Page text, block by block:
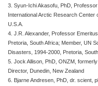
3. Syun-Ichi Akasofu, PhD,
International Arctic Research Center
U.S.A.
4. J.R. Alexander, Professor
Pretoria, South Africa; Member, UN
Disasters, 1994-2000, Pretoria, South
5. Jock Allison, PhD, ONZM,
Director, Dunedin, New Zealand
6. Bjarne Andresen, PhD, dr. scient,